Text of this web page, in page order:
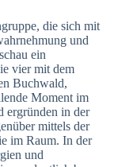
die sich mit
und
ein
vier mit dem
Buchwald,
Moment im
ergründen in der
mittels der
im Raum. In der
und